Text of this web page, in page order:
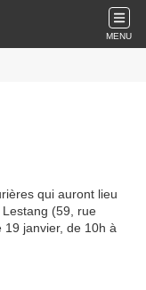
MENU
qui auront lieu
(59, rue
19 janvier, de 10h à